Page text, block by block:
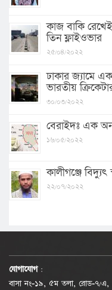
কাজ বাকি
তিন ফ্লাইওভার
২৫/০৪/২০২২
ঢাকার জ্যামে
ভারতীয়
৩০/০৩/২০২২
বেরাইদঃ এক
১৬/০৫/২০২২
কালীগঞ্জে
২২/০৭/২০২২
যোগাযোগ :
বাসা নং-১৯, ৫ম তলা, রোড-৭/এ,